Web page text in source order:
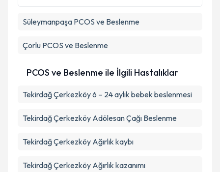
Süleymanpaşa PCOS ve Beslenme
Çorlu PCOS ve Beslenme
PCOS ve Beslenme ile İlgili Hastalıklar
Tekirdağ Çerkezköy 6 – 24 aylık bebek beslenmesi
Tekirdağ Çerkezköy Adölesan Çağı Beslenme
Tekirdağ Çerkezköy Ağırlık kaybı
Tekirdağ Çerkezköy Ağırlık kazanımı